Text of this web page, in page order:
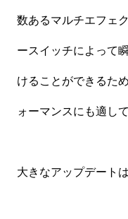
数あるマルチエフェ
ースイッチによって
けることができるた
ォーマンスにも適し
大きなアップデート